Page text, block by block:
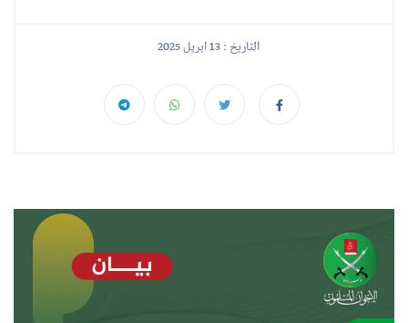
التاريخ : 13 ابريل 2025